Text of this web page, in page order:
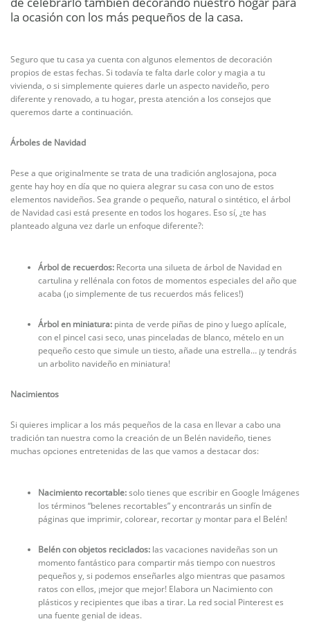
la ocasión con los más pequeños de la casa.
Seguro que tu casa ya cuenta con algunos elementos de decoración
propios de estas fechas. Si todavía te falta darle color y magia a tu
vivienda, o si simplemente quieres darle un aspecto navideño, pero
diferente y renovado, a tu hogar, presta atención a los consejos que
queremos darte a continuación.
Árboles de Navidad
Pese a que originalmente se trata de una tradición anglosajona, poca
gente hay hoy en día que no quiera alegrar su casa con uno de estos
elementos navideños. Sea grande o pequeño, natural o sintético, el árbol
de Navidad casi está presente en todos los hogares. Eso sí, ¿te has
planteado alguna vez darle un enfoque diferente?:
Árbol de recuerdos: Recorta una silueta de árbol de Navidad en
cartulina y rellénala con fotos de momentos especiales del año que
acaba (¡o simplemente de tus recuerdos más felices!)
Árbol en miniatura: pinta de verde piñas de pino y luego aplícale,
con el pincel casi seco, unas pinceladas de blanco, mételo en un
pequeño cesto que simule un tiesto, añade una estrella… ¡y tendrás
un arbolito navideño en miniatura!
Nacimientos
Si quieres implicar a los más pequeños de la casa en llevar a cabo una
tradición tan nuestra como la creación de un Belén navideño, tienes
muchas opciones entretenidas de las que vamos a destacar dos:
Nacimiento recortable:solo tienes que escribir en Google Imágenes
los términos “belenes recortables” y encontrarás un sinfín de
páginas que imprimir, colorear, recortar ¡y montar para el Belén!
Belén con objetos reciclados: las vacaciones navideñas son un
momento fantástico para compartir más tiempo con nuestros
pequeños y, si podemos enseñarles algo mientras que pasamos
ratos con ellos, ¡mejor que mejor! Elabora un Nacimiento con
plásticos y recipientes que ibas a tirar. La red social Pinterest es
una fuente genial de ideas.